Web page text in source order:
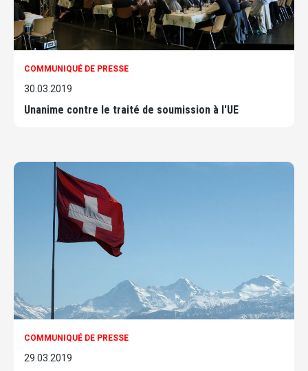
COMMUNIQUÉ DE PRESSE
30.03.2019
Unanime contre le traité de soumission à l'UE
COMMUNIQUÉ DE PRESSE
29.03.2019